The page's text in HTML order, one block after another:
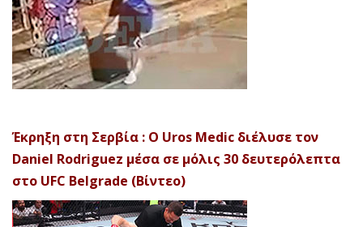
Έκρηξη στη Σερβία : Ο Uros Medic διέλυσε τον
Daniel Rodriguez μέσα σε μόλις 30 δευτερόλεπτα
στο UFC Belgrade (Βίντεο)